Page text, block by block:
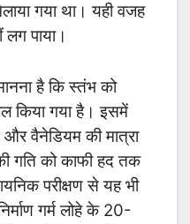
गया था। यही वजह
पाया।
है कि स्तंभ को
किया गया है। इसमें
वैनेडियम की मात्रा
गति को काफी हद तक
परीक्षण से यह भी
गर्म लोहे के 20-